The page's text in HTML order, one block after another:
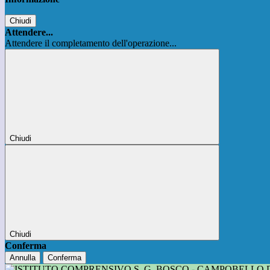
Chiudi
Attendere...
Attendere il completamento dell'operazione...
Chiudi
Chiudi
Conferma
Annulla Conferma